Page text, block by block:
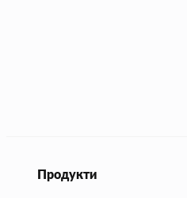
Продукти